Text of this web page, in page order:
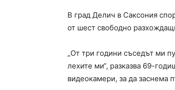
В град Делич в Саксония
от шест свободно
„От три години съседът ми
лехите ми“, разказва 69-
видеокамери, за да заснема